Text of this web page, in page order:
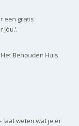
een gratis
Behouden Huis
laat weten wat je er